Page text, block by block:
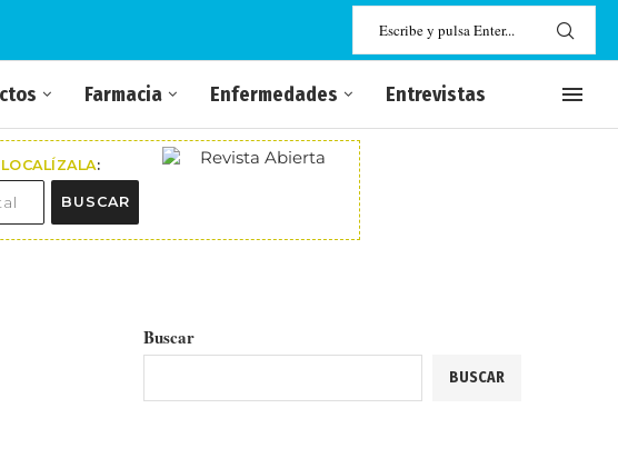
Farmacia Enfermedades Entrevistas
LOCALÍZALA:
BUSCAR
Buscar
BUSCAR